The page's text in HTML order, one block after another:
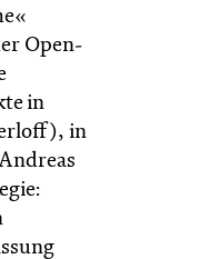
Open-
in
in